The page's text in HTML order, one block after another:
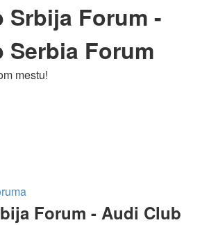
Srbija Forum -
Serbia Forum
mestu!
Forum - Audi Club